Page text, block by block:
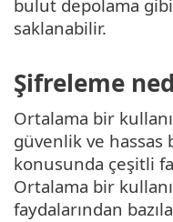
bulut depolama
saklanabilir.
Şifreleme
Ortalama bir
güvenlik ve hassas
konusunda çeşitli
Ortalama bir
faydalarından